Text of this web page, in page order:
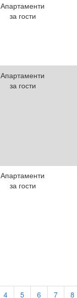
Апартаменти
за гости
Апартаменти
за гости
Апартаменти
за гости
4 5 6 7 8